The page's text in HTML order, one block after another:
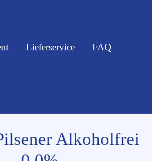
Lieferservice FAQ
Alkoholfrei